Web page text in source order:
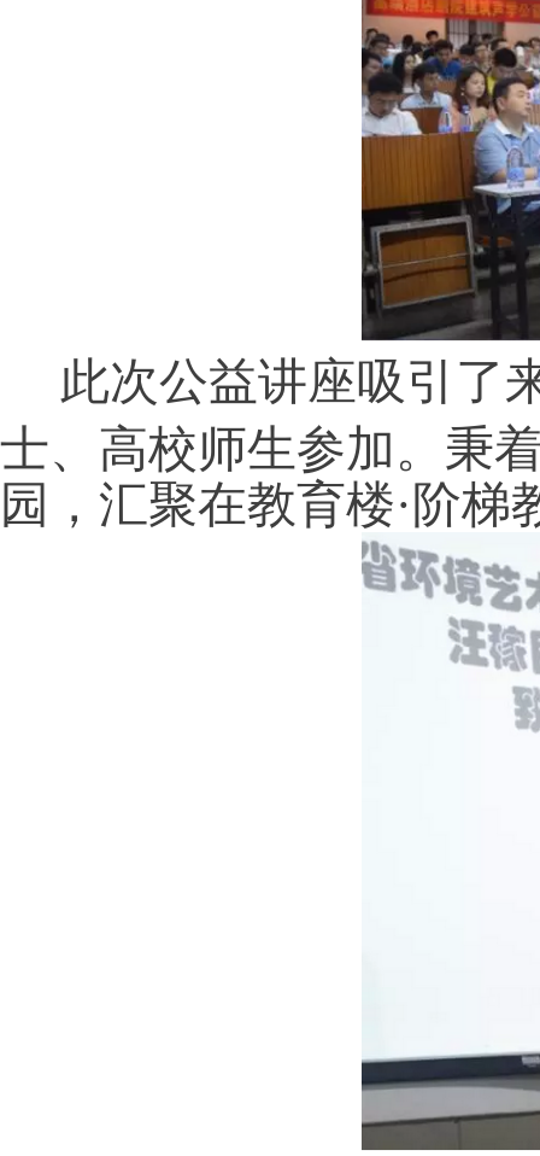
此次公益讲座吸引了
士、高校师生参加。秉
园，汇聚在教育楼·阶